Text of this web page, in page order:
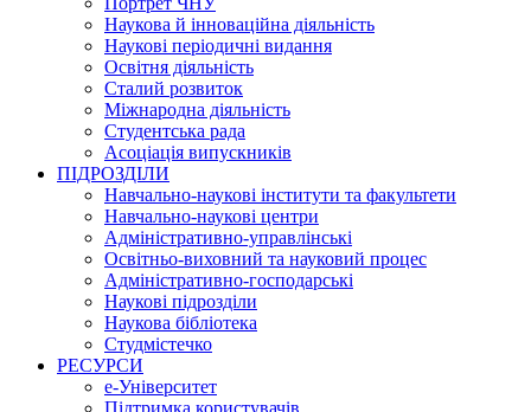
Наукова й інноваційна діяльність
Наукові періодичні видання
Освітня діяльність
Сталий розвиток
Міжнародна діяльність
Студентська рада
Асоціація випускників
ПІДРОЗДІЛИ
Навчально-наукові інститути та факультети
Навчально-наукові центри
Адміністративно-управлінські
Освітньо-виховний та науковий процес
Адміністративно-господарські
Наукові підрозділи
Наукова бібліотека
Студмістечко
РЕСУРСИ
е-Університет
Підтримка користувачів